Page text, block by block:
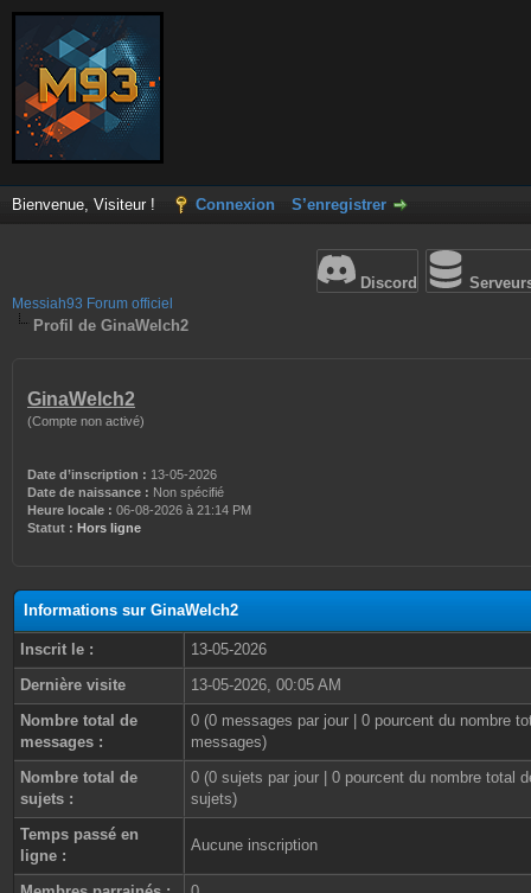
Bienvenue, Visiteur ! Connexion S’enregistrer
Discord
Messiah93 Forum officiel
Profil de GinaWelch2
GinaWelch2
(Compte non activé)
Date d’inscription : 13-05-2026
Date de naissance : Non spécifié
Heure locale : 06-08-2026 à 21:14 PM
Statut : Hors ligne
Informations sur GinaWelch2
Inscrit le :
13-05-2026
Dernière visite
13-05-2026, 00:05 AM
Nombre total de
messages :
0 (0 messages par jour | 0 pourcent du nombre
messages)
Nombre total de
sujets :
0 (0 sujets par jour | 0 pourcent du nombre total
sujets)
Temps passé en
ligne :
Aucune inscription